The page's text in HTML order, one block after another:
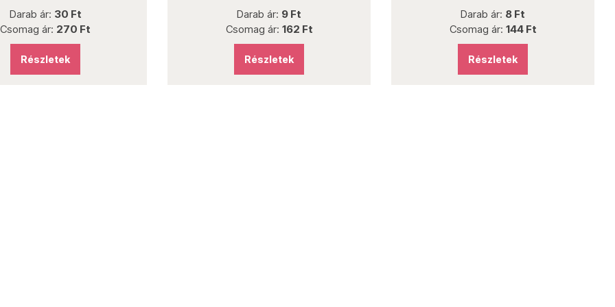
Darab ár: 30 Ft
Csomag ár: 270 Ft
Részletek
Darab ár: 9 Ft
Csomag ár: 162 Ft
Részletek
Darab ár: 8 Ft
Csomag ár: 144 Ft
Részletek